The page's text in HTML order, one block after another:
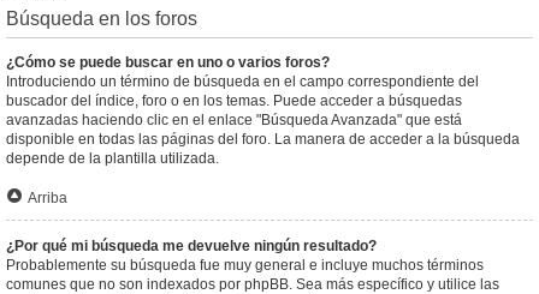
Búsqueda en los foros
¿Cómo se puede buscar en uno o varios foros?
Introduciendo un término de búsqueda en el campo correspondiente del
buscador del índice, foro o en los temas. Puede acceder a búsquedas
avanzadas haciendo clic en el enlace "Búsqueda Avanzada" que está
disponible en todas las páginas del foro. La manera de acceder a la búsqueda
depende de la plantilla utilizada.
Arriba
¿Por qué mi búsqueda me devuelve ningún resultado?
Probablemente su búsqueda fue muy general e incluye muchos términos
comunes que no son indexados por phpBB. Sea más específico y utilice las